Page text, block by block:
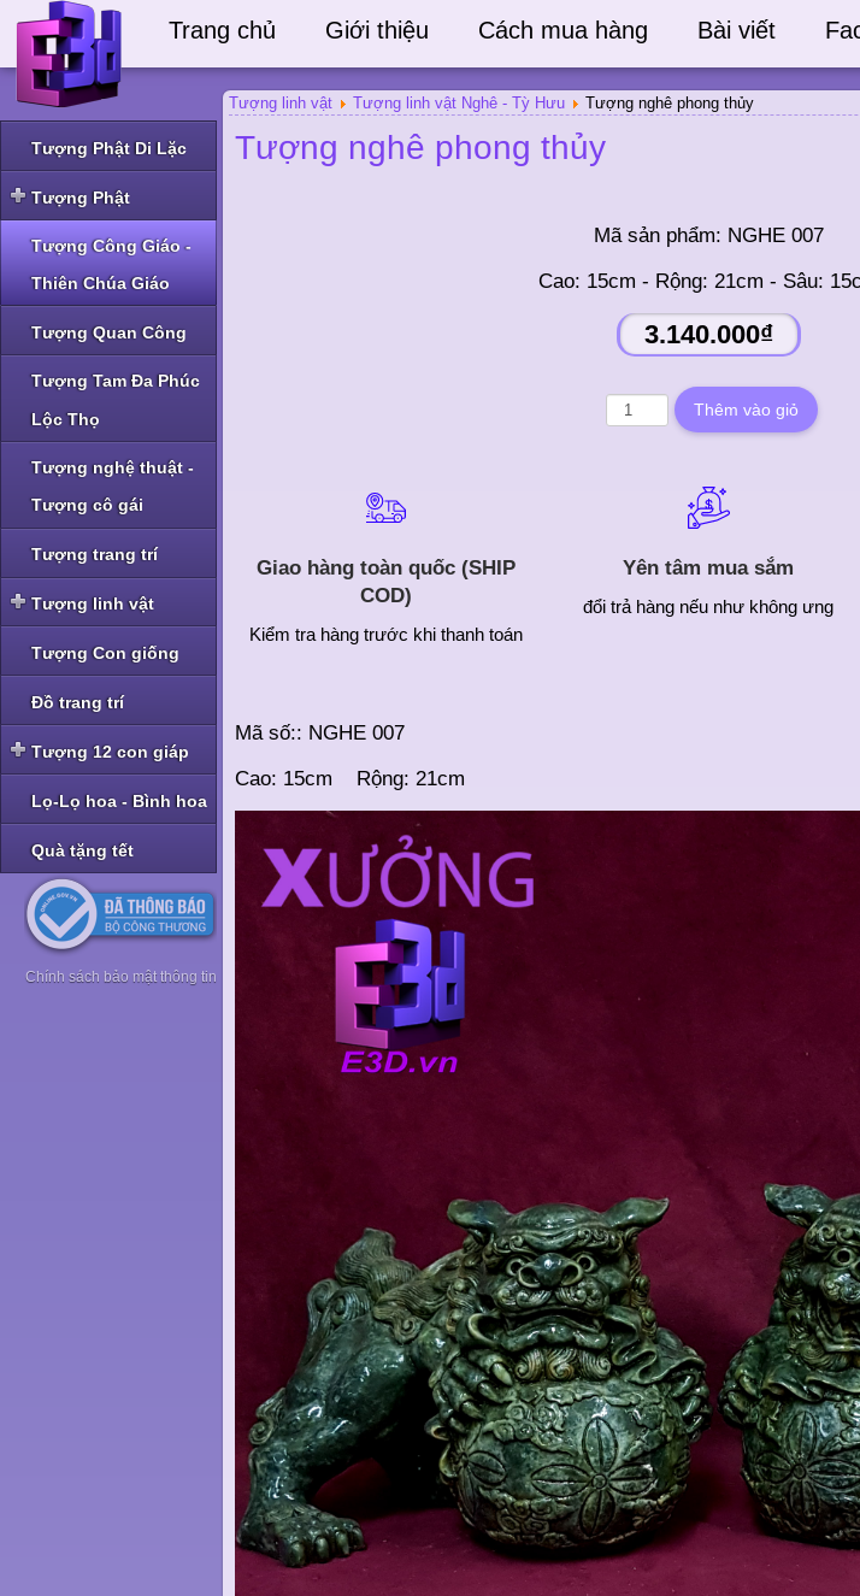
Trang chủ Giới thiệu Cách mua hàng Bài viết
Tượng linh vật Tượng linh vật Nghê - Tỳ Hưu Tượng nghê phong thủy
Tượng nghê phong thủy
Mã sản phẩm: NGHE 007
Cao: 15cm - Rộng: 21cm - Sâu:
3.140.000₫
Giao hàng toàn quốc (SHIP
COD)
Kiểm tra hàng trước khi thanh toán
Yên tâm mua sắm
đổi trả hàng nếu như không ưng
Mã số:: NGHE 007
Cao: 15cm Rộng: 21cm
Tượng Phật Di Lặc
Tượng Phật
Tượng Phật Thích Ca
và Phật A Di Đà
Tượng Phật Bà Quan
Tượng Công Giáo -
Thiên Chúa Giáo
Tượng Quan Công
Tượng Tam Đa Phúc
Lộc Thọ
Tượng nghệ thuật -
Tượng cô gái
Tượng trang trí
Tượng linh vật
Tượng linh vật Nghê -
Tỳ Hưu
Tượng linh vật Rồng
Thiềm Thừ
Tượng Con giống
Đồ trang trí
Tượng 12 con giáp
Tượng bộ Giáp bé
Tượng bộ Giáp nhỡ
Tượng bộ Giáp to
Tượng bộ Giáp hoa
Lọ-Lọ hoa - Bình hoa
Quà tặng tết
Chính sách bảo mật thông tin